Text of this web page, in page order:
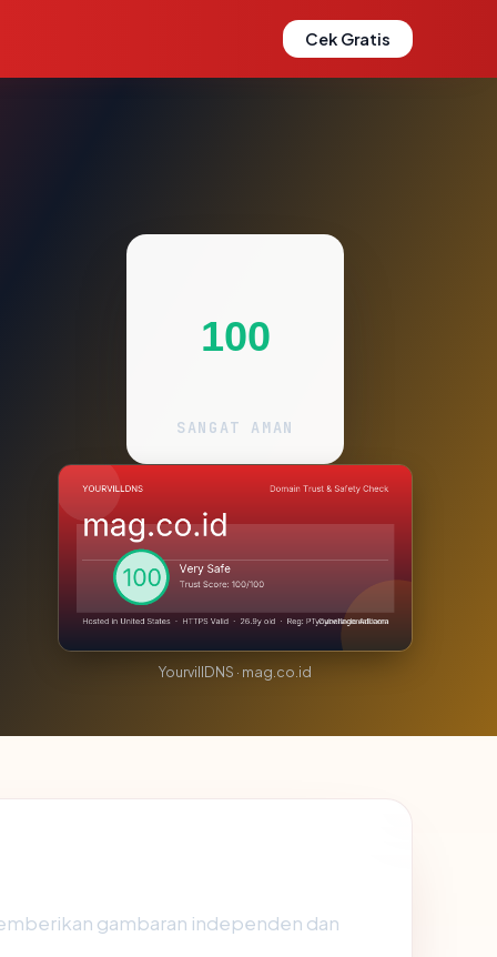
Cek Gratis
100
SANGAT AMAN
YourvillDNS · mag.co.id
gambaran independen dan